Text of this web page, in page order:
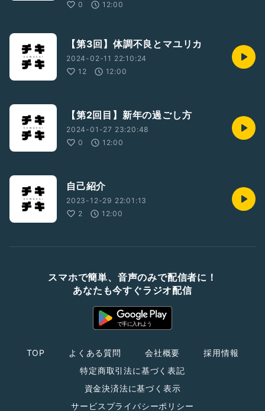
0
12:00
【第3回】体調不良とマユリカ
2024-02-11 22:10:24
12
12:00
【第2回目】新年の過ごし方
2024-01-27 23:20:48
0
12:00
自己紹介
2023-12-29 22:01:13
2
12:00
スマホで簡単、音声のみで配信者に！
あなたも今すぐラジオ配信
TOP よくある質問 会社概要
採用情報
特定商取引法に基づく表記
資金決済法に基づく表示
サービスプライバシーポリシー